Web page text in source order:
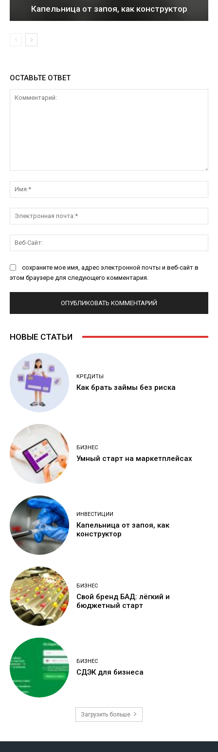
Капельница от запоя, как конструктор
ОСТАВЬТЕ ОТВЕТ
сохраните мое имя, адрес электронной почты и веб-сайт в
этом браузере для следующего комментария.
НОВЫЕ СТАТЬИ
КРЕДИТЫ
Как брать займы без риска
БИЗНЕС
Умный старт на маркетплейсах
ИНВЕСТИЦИИ
Капельница от запоя, как
конструктор
БИЗНЕС
Свой бренд БАД: лёгкий и
бюджетный старт
БИЗНЕС
СДЭК для бизнеса
Загрузить больше